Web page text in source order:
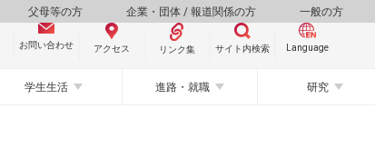
父母等の方 企業・団体 / 報道関係の方 一般の方
お問い合わせ アクセス リンク集 サイト内検索 Language
学生生活 進路・就職 研究